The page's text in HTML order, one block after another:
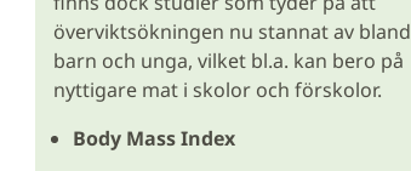
överviktsökningen nu stannat av bland
barn och unga, vilket bl.a. kan bero på
nyttigare mat i skolor och förskolor.
Body Mass Index